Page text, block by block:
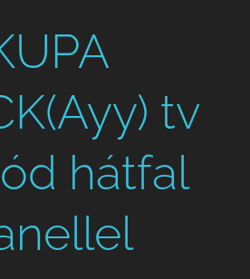
tv
hátfal